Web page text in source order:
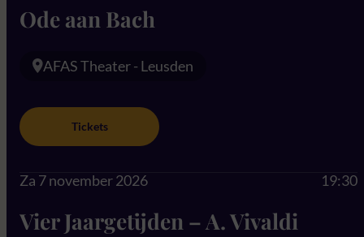
Ode aan Bach
AFAS Theater - Leusden
Tickets
Za 7 november 2026 19:30
Vier Jaargetijden – A. Vivaldi